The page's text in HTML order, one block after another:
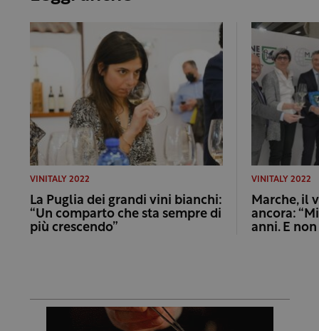
VINITALY 2022
La Puglia dei grandi vini bianchi:
“Un comparto che sta sempre di
più crescendo”
VINITALY 2022
Marche, il
ancora:
anni. E